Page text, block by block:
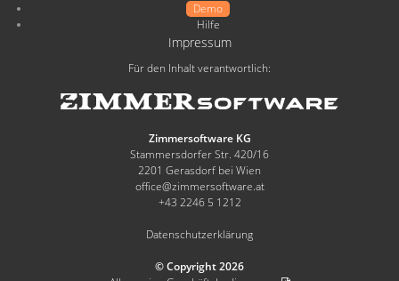
Demo
Hilfe
Impressum
Für den Inhalt verantwortlich:
Zimmersoftware KG
Stammersdorfer Str. 420/16
2201 Gerasdorf bei Wien
office@zimmersoftware.at
+43 2246 5 1212
Datenschutzerklärung
© Copyright 2026